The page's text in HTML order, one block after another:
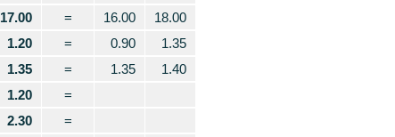
17.00 = 16.00
18.00
1.20 = 0.90
1.35
1.35 = 1.35
1.40
1.20
=
2.30
=